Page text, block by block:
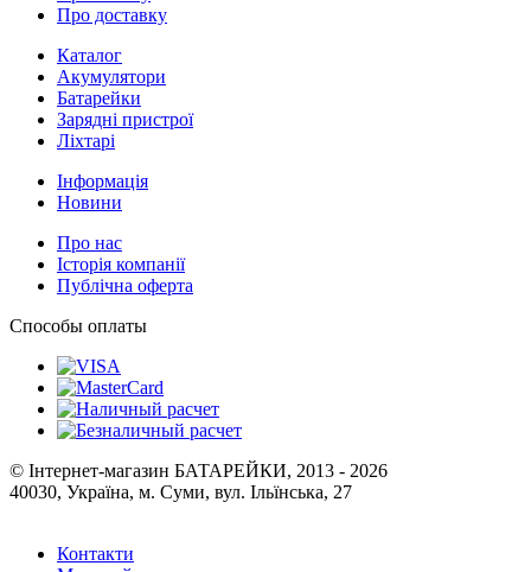
Про доставку
Каталог
Акумулятори
Батарейки
Зарядні пристрої
Ліхтарі
Інформація
Новини
Про нас
Історія компанії
Публічна оферта
Способы оплаты
© Інтернет-магазин БАТАРЕЙКИ, 2013 - 2026
40030, Україна, м. Суми, вул. Ільїнська, 27
Контакти